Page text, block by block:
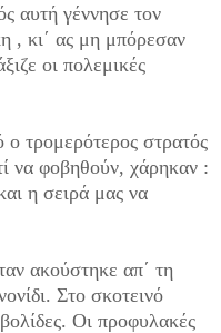
αυτή γέννησε τον
, κι΄ ας μη μπόρεσαν
οι πολεμικές
τρομερότερος στρατός
να φοβηθούν, χάρηκαν :
η σειρά μας να
ακούστηκε απ΄ τη
Στο σκοτεινό
Οι προφυλακές